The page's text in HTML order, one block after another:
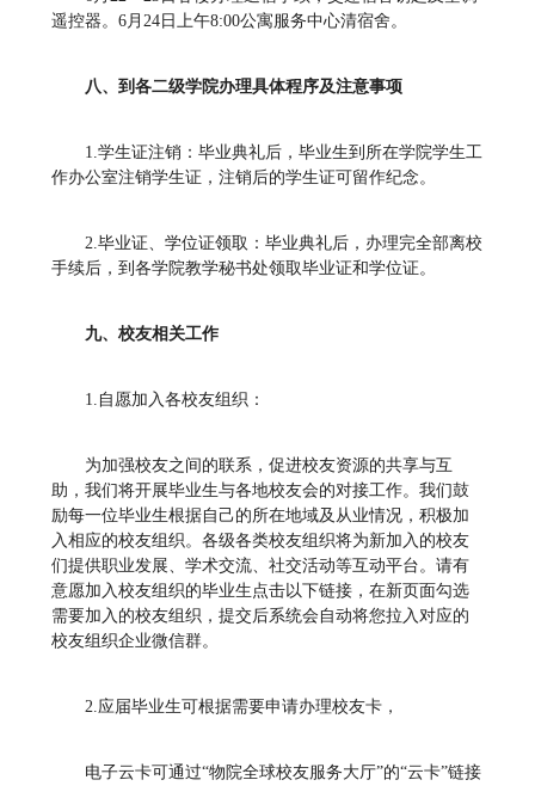
遥控器。6月24日上午8:00公寓服务中心清宿舍。
八、到各二级学院办理具体程序及注意事项
1.学生证注销：毕业典礼后，毕业生到所在学院学生工
作办公室注销学生证，注销后的学生证可留作纪念。
2.毕业证、学位证领取：毕业典礼后，办理完全部离校
手续后，到各学院教学秘书处领取毕业证和学位证。
九、校友相关工作
1.自愿加入各校友组织：
为加强校友之间的联系，促进校友资源的共享与互
助，我们将开展毕业生与各地校友会的对接工作。我们鼓
励每一位毕业生根据自己的所在地域及从业情况，积极加
入相应的校友组织。各级各类校友组织将为新加入的校友
们提供职业发展、学术交流、社交活动等互动平台。请有
意愿加入校友组织的毕业生点击以下链接，在新页面勾选
需要加入的校友组织，提交后系统会自动将您拉入对应的
校友组织企业微信群。
2.应届毕业生可根据需要申请办理校友卡，
电子云卡可通过“物院全球校友服务大厅”的“云卡”链接